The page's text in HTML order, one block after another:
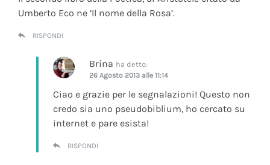
Umberto Eco ne ‘Il nome della Rosa’.
RISPONDI
Brina ha detto:
26 Agosto 2013 alle 11:14
Ciao e grazie per le segnalazioni! Questo non
credo sia uno pseudobiblium, ho cercato su
internet e pare esista!
RISPONDI